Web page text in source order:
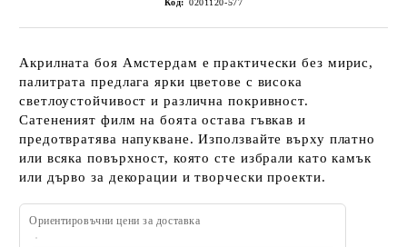
Код: 0201120-577
Акрилната боя Амстердам е практически без мирис,
палитрата предлага ярки цветове с висока
светлоустойчивост и различна покривност.
Сатененият филм на боята остава гъвкав и
предотвратява напукване. Използвайте върху платно
или всяка повърхност, която сте избрали като камък
или дърво за декорации и творчески проекти.
Ориентировъчни цени за доставка